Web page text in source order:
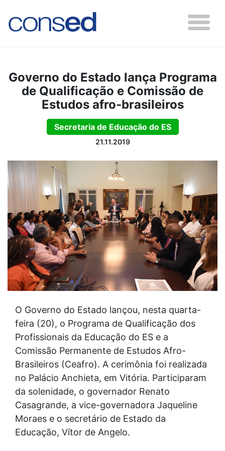
Governo do Estado lança Programa
de Qualificação e Comissão de
Estudos afro-brasileiros
Secretaria de Educação do ES
21.11.2019
O Governo do Estado lançou, nesta quarta-
feira (20), o Programa de Qualificação dos
Profissionais da Educação do ES e a
Comissão Permanente de Estudos Afro-
Brasileiros (Ceafro). A cerimônia foi realizada
no Palácio Anchieta, em Vitória. Participaram
da solenidade, o governador Renato
Casagrande, a vice-governadora Jaqueline
Moraes e o secretário de Estado da
Educação, Vítor de Angelo.